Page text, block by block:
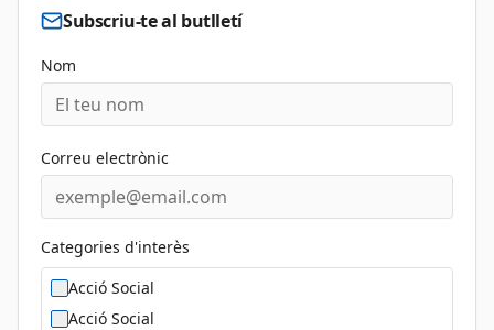
Subscriu-te al butlletí
Nom
Correu electrònic
Categories d'interès
Acció Social
Acció Social